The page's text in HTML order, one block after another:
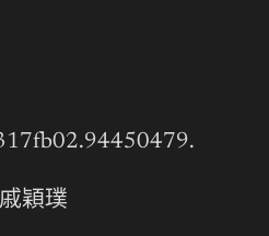
穎璞